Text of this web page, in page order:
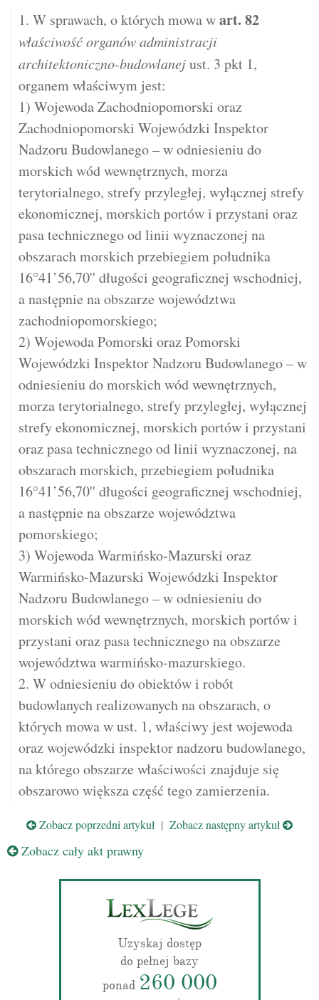
1. W sprawach, o których mowa wart. 82
właściwość organów administracji
architektoniczno-budowlanejust. 3 pkt 1,
organem właściwym jest:
1) Wojewoda Zachodniopomorski oraz
Zachodniopomorski Wojewódzki Inspektor
Nadzoru Budowlanego – w odniesieniu do
morskich wód wewnętrznych, morza
terytorialnego, strefy przyległej, wyłącznej strefy
ekonomicznej, morskich portów i przystani oraz
pasa technicznego od linii wyznaczonej na
obszarach morskich przebiegiem południka
16°41’56,70'' długości geograficznej wschodniej,
a następnie na obszarze województwa
zachodniopomorskiego;
2) Wojewoda Pomorski oraz Pomorski
Wojewódzki Inspektor Nadzoru Budowlanego – w
odniesieniu do morskich wód wewnętrznych,
morza terytorialnego, strefy przyległej, wyłącznej
strefy ekonomicznej, morskich portów i przystani
oraz pasa technicznego od linii wyznaczonej, na
obszarach morskich, przebiegiem południka
16°41’56,70'' długości geograficznej wschodniej,
a następnie na obszarze województwa
pomorskiego;
3) Wojewoda Warmińsko-Mazurski oraz
Warmińsko-Mazurski Wojewódzki Inspektor
Nadzoru Budowlanego – w odniesieniu do
morskich wód wewnętrznych, morskich portów i
przystani oraz pasa technicznego na obszarze
województwa warmińsko-mazurskiego.
2. W odniesieniu do obiektów i robót
budowlanych realizowanych na obszarach, o
których mowa w ust. 1, właściwy jest wojewoda
oraz wojewódzki inspektor nadzoru budowlanego,
na którego obszarze właściwości znajduje się
obszarowo większa część tego zamierzenia.
Zobacz poprzedni artykuł | Zobacz następny artykuł
Zobacz cały akt prawny
Uzyskaj dostęp
do pełnej bazy
ponad 260 000